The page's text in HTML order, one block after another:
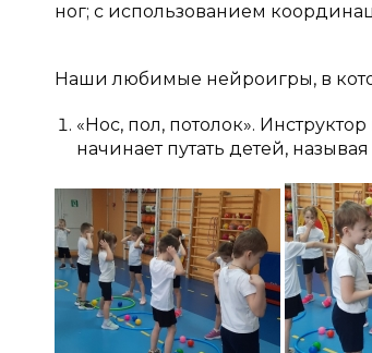
ног; с использованием
Наши любимые нейроигры, в
«Нос, пол, потолок».
начинает путать детей,